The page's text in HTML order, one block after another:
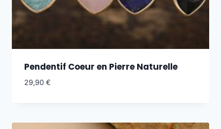
Pendentif Coeur en Pierre Naturelle
29,90 €